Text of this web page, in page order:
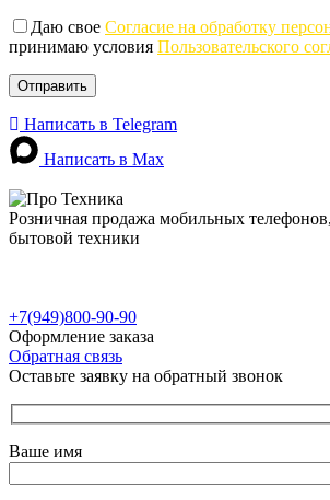
Даю свое Согласие на обработку
принимаю условия Пользовательского
Написать в Telegram
Написать в Max
Розничная продажа мобильных
бытовой техники
+7(949)800-90-90
Оформление заказа
Обратная связь
Оставьте заявку на обратный звонок
Ваше имя